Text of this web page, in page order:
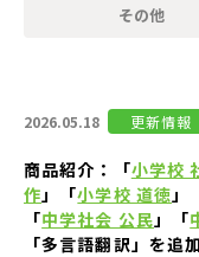
サポート情報
その他
2026.05.18 更新情報
商品紹介：「小学校
作」「小学校 道徳」
「中学社会 公民」「
「多言語翻訳」を追